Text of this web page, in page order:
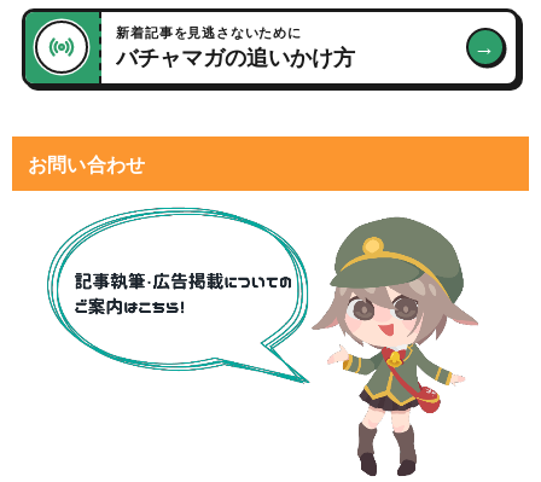
新着記事を見逃さないために
バチャマガの追いかけ方 →
お問い合わせ